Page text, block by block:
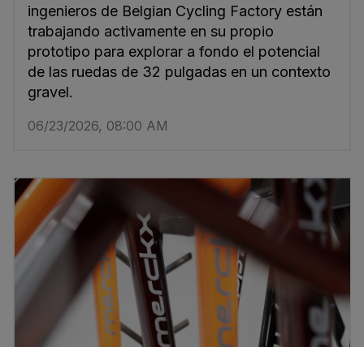
ingenieros de Belgian Cycling Factory están
trabajando activamente en su propio
prototipo para explorar a fondo el potencial
de las ruedas de 32 pulgadas en un contexto
gravel.
06/23/2026, 08:00 AM